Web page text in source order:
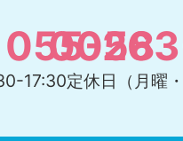
055-263-0058
17:30定休日
（月曜